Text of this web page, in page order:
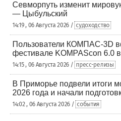
Севморпуть изменит
— Цыбульский
14:19 , 06 Августа 2026 / судоходство
Пользователи КОМПАС-3D
фестивале KOMPAScon 6.0
14:15 , 06 Августа 2026 / пресс-релизы
В Приморье подвели итоги
2026 года и начали
14:02 , 06 Августа 2026 / события